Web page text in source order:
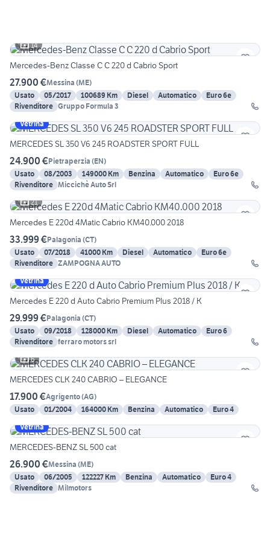
14
Mercedes-Benz Classe C C 220 d Cabrio Sport
27.900 €Messina (ME)
Usato
05/2017 100689 Km Diesel Automatico
Euro 6e
Rivenditore Gruppo Formula 3
Vetrina
MERCEDES SL 350 V6 245 ROADSTER SPORT FULL
24.900 €Pietraperzia (EN)
Usato
08/2003 149000 Km Benzina Automatico
Euro 6e
Rivenditore Miccichè Auto Srl
21
Mercedes E 220d 4Matic Cabrio KM40.000 2018
33.999 €Palagonia (CT)
Usato
07/2018 41000 Km Diesel Automatico
Euro 6e
Rivenditore ZAMPOGNA AUTO
Vetrina
Mercedes E 220 d Auto Cabrio Premium Plus 2018 / K
29.999 €Palagonia (CT)
Usato
09/2018 128000 Km Diesel Automatico
Euro 6
Rivenditore ferraro motors srl
6
MERCEDES CLK 240 CABRIO – ELEGANCE
17.900 €Agrigento(AG)
Usato
01/2004 164000 Km Benzina Automatico
Euro 4
Vetrina
MERCEDES-BENZ SL 500 cat
26.900 €Messina (ME)
Usato
06/2005 122227 Km Benzina Automatico
Euro 4
Rivenditore Milmotors